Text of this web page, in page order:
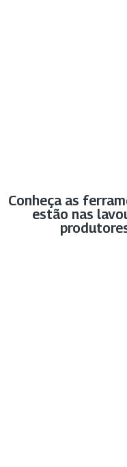
Conheça as
estão nas